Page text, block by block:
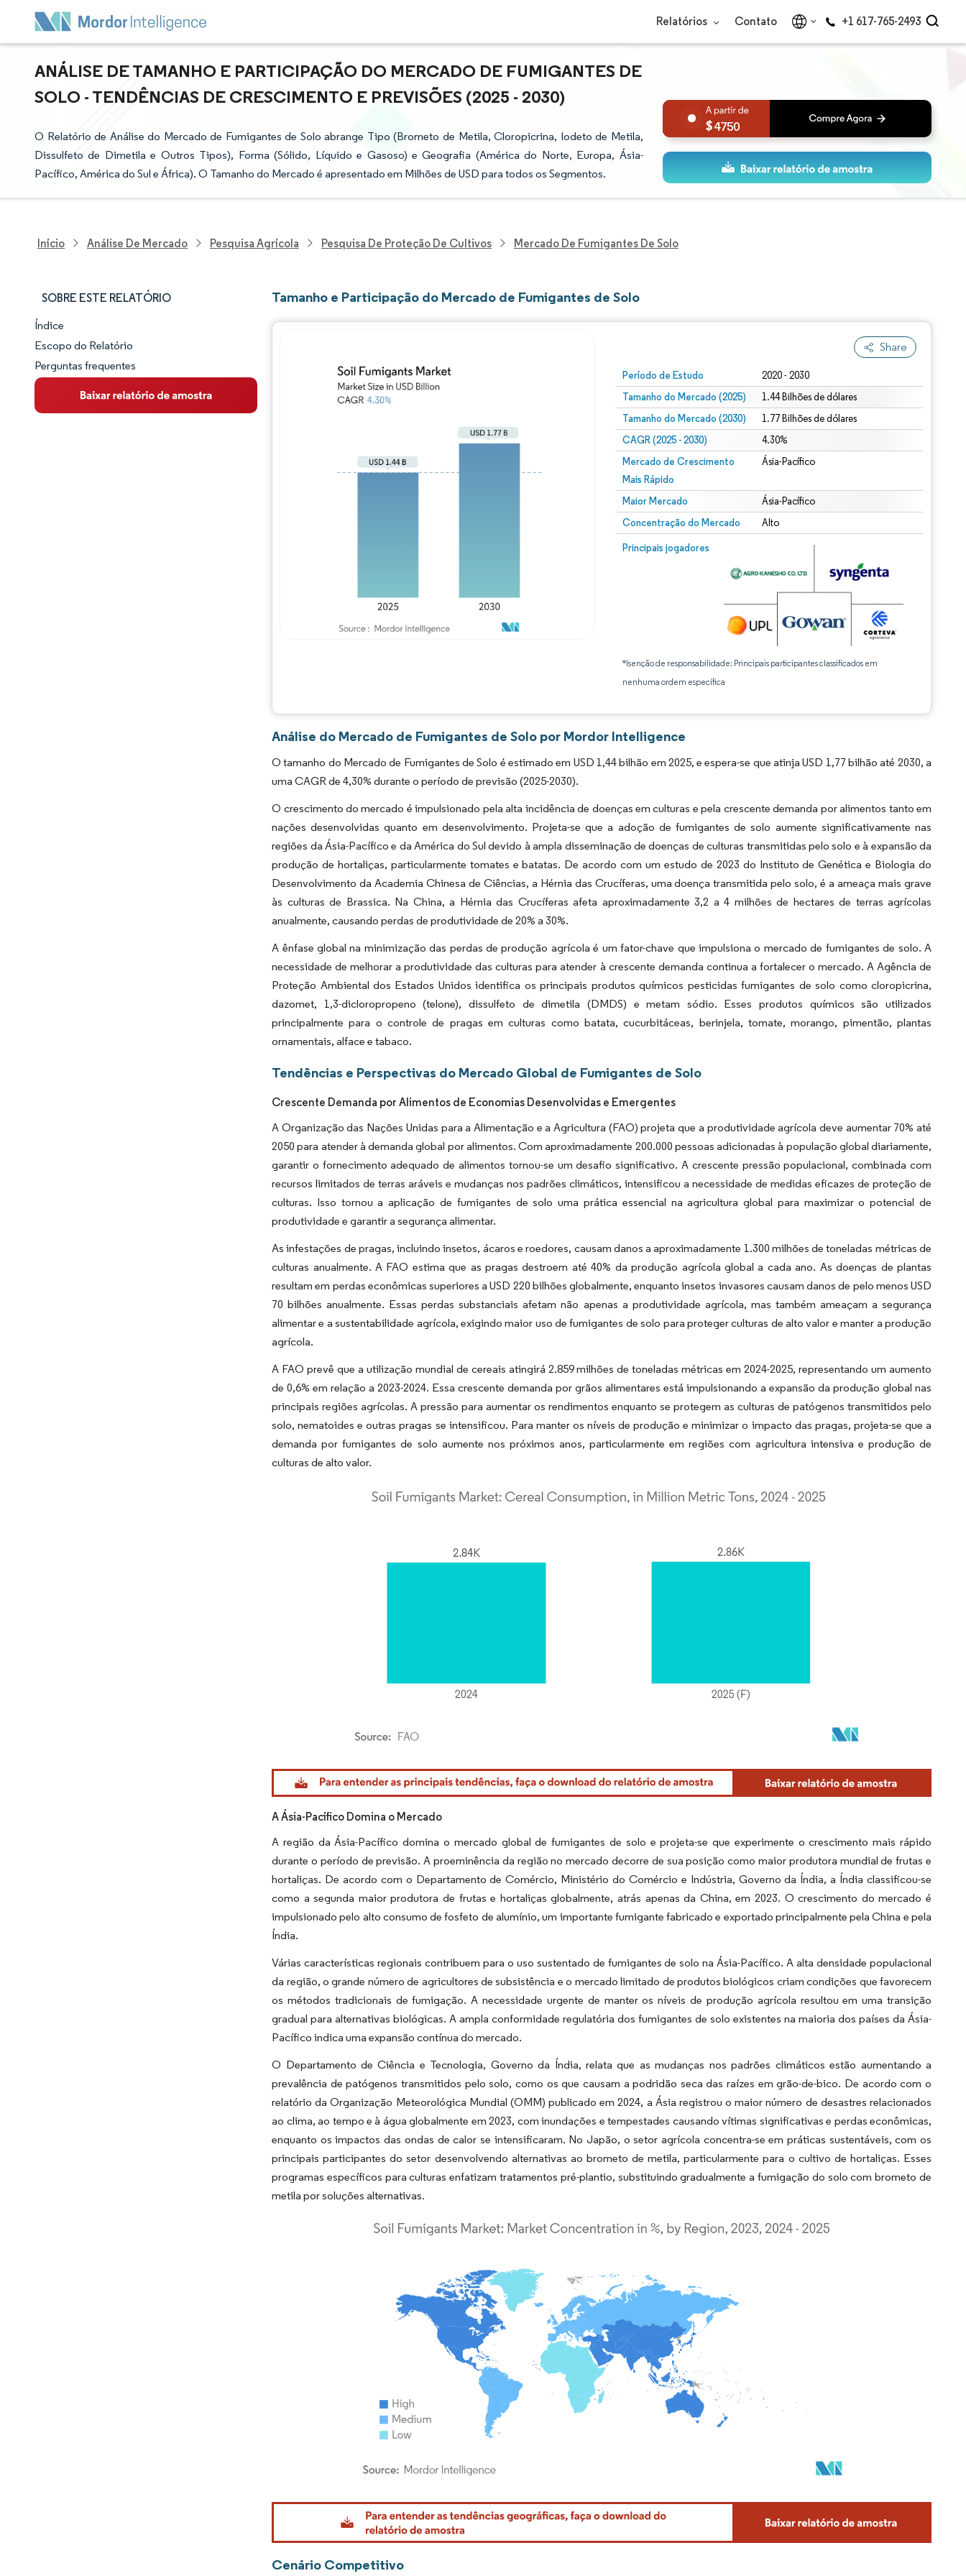
Relatórios Contato +1 617-765-2493
ANÁLISE DE TAMANHO E PARTICIPAÇÃO DO MERCADO DE FUMIGANTES DE
SOLO - TENDÊNCIAS DE CRESCIMENTO E PREVISÕES (2025 - 2030)
O Relatório de Análise do Mercado de Fumigantes de Solo abrange Tipo (Brometo de Metila, Cloropicrina, Iodeto de Metila,
Dissulfeto de Dimetila e Outros Tipos), Forma (Sólido, Líquido e Gasoso) e Geografia (América do Norte, Europa, Ásia-
Pacífico, América do Sul e África). O Tamanho do Mercado é apresentado em Milhões de USD para todos os Segmentos.
4750
Início Análise De Mercado Pesquisa Agrícola Pesquisa De Proteção De Cultivos Mercado De Fumigantes De Solo
SOBRE ESTE RELATÓRIO
Panorama do Mercado
Visão Geral do Mercado
Principais Tendências de Mercado
Índice
Escopo do Relatório
Perguntas frequentes
Tamanho e Participação do Mercado de Fumigantes de Solo
Share
Período de Estudo 2020 - 2030
Tamanho do Mercado (2025) 1.44 Bilhões de dólares
Tamanho do Mercado (2030) 1.77 Bilhões de dólares
CAGR (2025 - 2030) 4.30%
Mercado de Crescimento
Mais Rápido
Ásia-Pacífico
Maior Mercado Ásia-Pacífico
Concentração do Mercado Alto
Principais jogadores
*Isenção de responsabilidade: Principais participantes classificados em
nenhuma ordem específica
Análise do Mercado de Fumigantes de Solo por Mordor Intelligence
O tamanho do Mercado de Fumigantes de Solo é estimado em USD 1,44 bilhão em 2025, e espera-se que atinja USD 1,77 bilhão até 2030, a
uma CAGR de 4,30% durante o período de previsão (2025-2030).
O crescimento do mercado é impulsionado pela alta incidência de doenças em culturas e pela crescente demanda por alimentos tanto em
nações desenvolvidas quanto em desenvolvimento. Projeta-se que a adoção de fumigantes de solo aumente significativamente nas
regiões da Ásia-Pacífico e da América do Sul devido à ampla disseminação de doenças de culturas transmitidas pelo solo e à expansão da
produção de hortaliças, particularmente tomates e batatas. De acordo com um estudo de 2023 do Instituto de Genética e Biologia do
Desenvolvimento da Academia Chinesa de Ciências, a Hérnia das Crucíferas, uma doença transmitida pelo solo, é a ameaça mais grave
às culturas de Brassica. Na China, a Hérnia das Crucíferas afeta aproximadamente 3,2 a 4 milhões de hectares de terras agrícolas
anualmente, causando perdas de produtividade de 20% a 30%.
A ênfase global na minimização das perdas de produção agrícola é um fator-chave que impulsiona o mercado de fumigantes de solo. A
necessidade de melhorar a produtividade das culturas para atender à crescente demanda continua a fortalecer o mercado. A Agência de
Proteção Ambiental dos Estados Unidos identifica os principais produtos químicos pesticidas fumigantes de solo como cloropicrina,
dazomet, 1,3-dicloropropeno (telone), dissulfeto de dimetila (DMDS) e metam sódio. Esses produtos químicos são utilizados
principalmente para o controle de pragas em culturas como batata, cucurbitáceas, berinjela, tomate, morango, pimentão, plantas
ornamentais, alface e tabaco.
Tendências e Perspectivas do Mercado Global de Fumigantes de Solo
Crescente Demanda por Alimentos de Economias Desenvolvidas e Emergentes
A Organização das Nações Unidas para a Alimentação e a Agricultura (FAO) projeta que a produtividade agrícola deve aumentar 70% até
2050 para atender à demanda global por alimentos. Com aproximadamente 200.000 pessoas adicionadas à população global diariamente,
garantir o fornecimento adequado de alimentos tornou-se um desafio significativo. A crescente pressão populacional, combinada com
recursos limitados de terras aráveis e mudanças nos padrões climáticos, intensificou a necessidade de medidas eficazes de proteção de
culturas. Isso tornou a aplicação de fumigantes de solo uma prática essencial na agricultura global para maximizar o potencial de
produtividade e garantir a segurança alimentar.
As infestações de pragas, incluindo insetos, ácaros e roedores, causam danos a aproximadamente 1.300 milhões de toneladas métricas de
culturas anualmente. A FAO estima que as pragas destroem até 40% da produção agrícola global a cada ano. As doenças de plantas
resultam em perdas econômicas superiores a USD 220 bilhões globalmente, enquanto insetos invasores causam danos de pelo menos USD
70 bilhões anualmente. Essas perdas substanciais afetam não apenas a produtividade agrícola, mas também ameaçam a segurança
alimentar e a sustentabilidade agrícola, exigindo maior uso de fumigantes de solo para proteger culturas de alto valor e manter a produção
agrícola.
A FAO prevê que a utilização mundial de cereais atingirá 2.859 milhões de toneladas métricas em 2024-2025, representando um aumento
de 0,6% em relação a 2023-2024. Essa crescente demanda por grãos alimentares está impulsionando a expansão da produção global nas
principais regiões agrícolas. A pressão para aumentar os rendimentos enquanto se protegem as culturas de patógenos transmitidos pelo
solo, nematoides e outras pragas se intensificou. Para manter os níveis de produção e minimizar o impacto das pragas, projeta-se que a
demanda por fumigantes de solo aumente nos próximos anos, particularmente em regiões com agricultura intensiva e produção de
culturas de alto valor.
Imagem © Mordor Intelligence. O reuso requer atribuição conforme CC BY 4.0.
A Ásia-Pacífico Domina o Mercado
A região da Ásia-Pacífico domina o mercado global de fumigantes de solo e projeta-se que experimente o crescimento mais rápido
durante o período de previsão. A proeminência da região no mercado decorre de sua posição como maior produtora mundial de frutas e
hortaliças. De acordo com o Departamento de Comércio, Ministério do Comércio e Indústria, Governo da Índia, a Índia classificou-se
como a segunda maior produtora de frutas e hortaliças globalmente, atrás apenas da China, em 2023. O crescimento do mercado é
impulsionado pelo alto consumo de fosfeto de alumínio, um importante fumigante fabricado e exportado principalmente pela China e pela
Índia.
Várias características regionais contribuem para o uso sustentado de fumigantes de solo na Ásia-Pacífico. A alta densidade populacional
da região, o grande número de agricultores de subsistência e o mercado limitado de produtos biológicos criam condições que favorecem
os métodos tradicionais de fumigação. A necessidade urgente de manter os níveis de produção agrícola resultou em uma transição
gradual para alternativas biológicas. A ampla conformidade regulatória dos fumigantes de solo existentes na maioria dos países da Ásia-
Pacífico indica uma expansão contínua do mercado.
O Departamento de Ciência e Tecnologia, Governo da Índia, relata que as mudanças nos padrões climáticos estão aumentando a
prevalência de patógenos transmitidos pelo solo, como os que causam a podridão seca das raízes em grão-de-bico. De acordo com o
relatório da Organização Meteorológica Mundial (OMM) publicado em 2024, a Ásia registrou o maior número de desastres relacionados
ao clima, ao tempo e à água globalmente em 2023, com inundações e tempestades causando vítimas significativas e perdas econômicas,
enquanto os impactos das ondas de calor se intensificaram. No Japão, o setor agrícola concentra-se em práticas sustentáveis, com os
principais participantes do setor desenvolvendo alternativas ao brometo de metila, particularmente para o cultivo de hortaliças. Esses
programas específicos para culturas enfatizam tratamentos pré-plantio, substituindo gradualmente a fumigação do solo com brometo de
metila por soluções alternativas.
Imagem © Mordor Intelligence. O reuso requer atribuição conforme CC BY 4.0.
Cenário Competitivo